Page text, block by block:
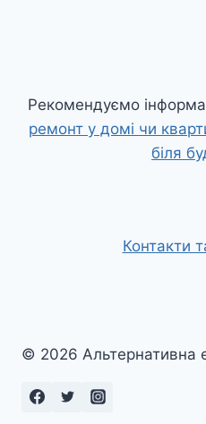
Рекомендуємо
ремонт у домі чи
біля
Контакти
© 2026 Альтернативна